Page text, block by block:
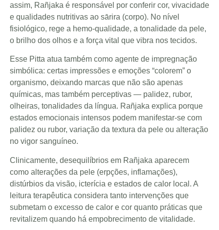
assim, Rañjaka é responsável por conferir cor, vivacidade
e qualidades nutritivas ao sārira (corpo). No nível
fisiológico, rege a hemo-qualidade, a tonalidade da pele,
o brilho dos olhos e a força vital que vibra nos tecidos.
Esse Pitta atua também como agente de impregnação
simbólica: certas impressões e emoções “colorem” o
organismo, deixando marcas que não são apenas
químicas, mas também perceptivas — palidez, rubor,
olheiras, tonalidades da língua. Rañjaka explica porque
estados emocionais intensos podem manifestar-se com
palidez ou rubor, variação da textura da pele ou alteração
no vigor sanguíneo.
Clinicamente, desequilíbrios em Rañjaka aparecem
como alterações da pele (erpções, inflamações),
distúrbios da visão, icterícia e estados de calor local. A
leitura terapêutica considera tanto intervenções que
submetam o excesso de calor e cor quanto práticas que
revitalizem quando há empobrecimento de vitalidade.